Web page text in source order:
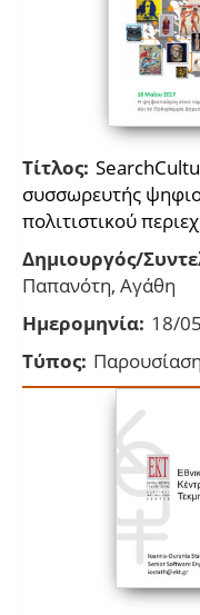
Τίτλος:
συσσωρευτής
πολιτιστικού
Δημιουργός/
Παπανότη, Αγάθη
Ημερομηνία: 18/
Τύπος: Παρουσίαση